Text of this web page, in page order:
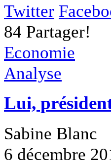
Twitter
84 Partager!
Economie
Analyse
Lui,
Sabine Blanc
6 décembre